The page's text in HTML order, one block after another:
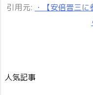
引用元: ・【安倍晋三
人気記事